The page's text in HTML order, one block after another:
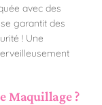
avec des
garantit des
! Une
Maquillage ?